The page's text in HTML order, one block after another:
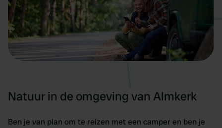
Natuur in de omgeving van Almkerk
Ben je van plan om te reizen met een camper en ben je